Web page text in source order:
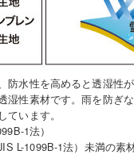
防水性を高めると透湿性
湿性素材です。雨を防ぎ
います。
1法）
L-1099B-1法）未満の素